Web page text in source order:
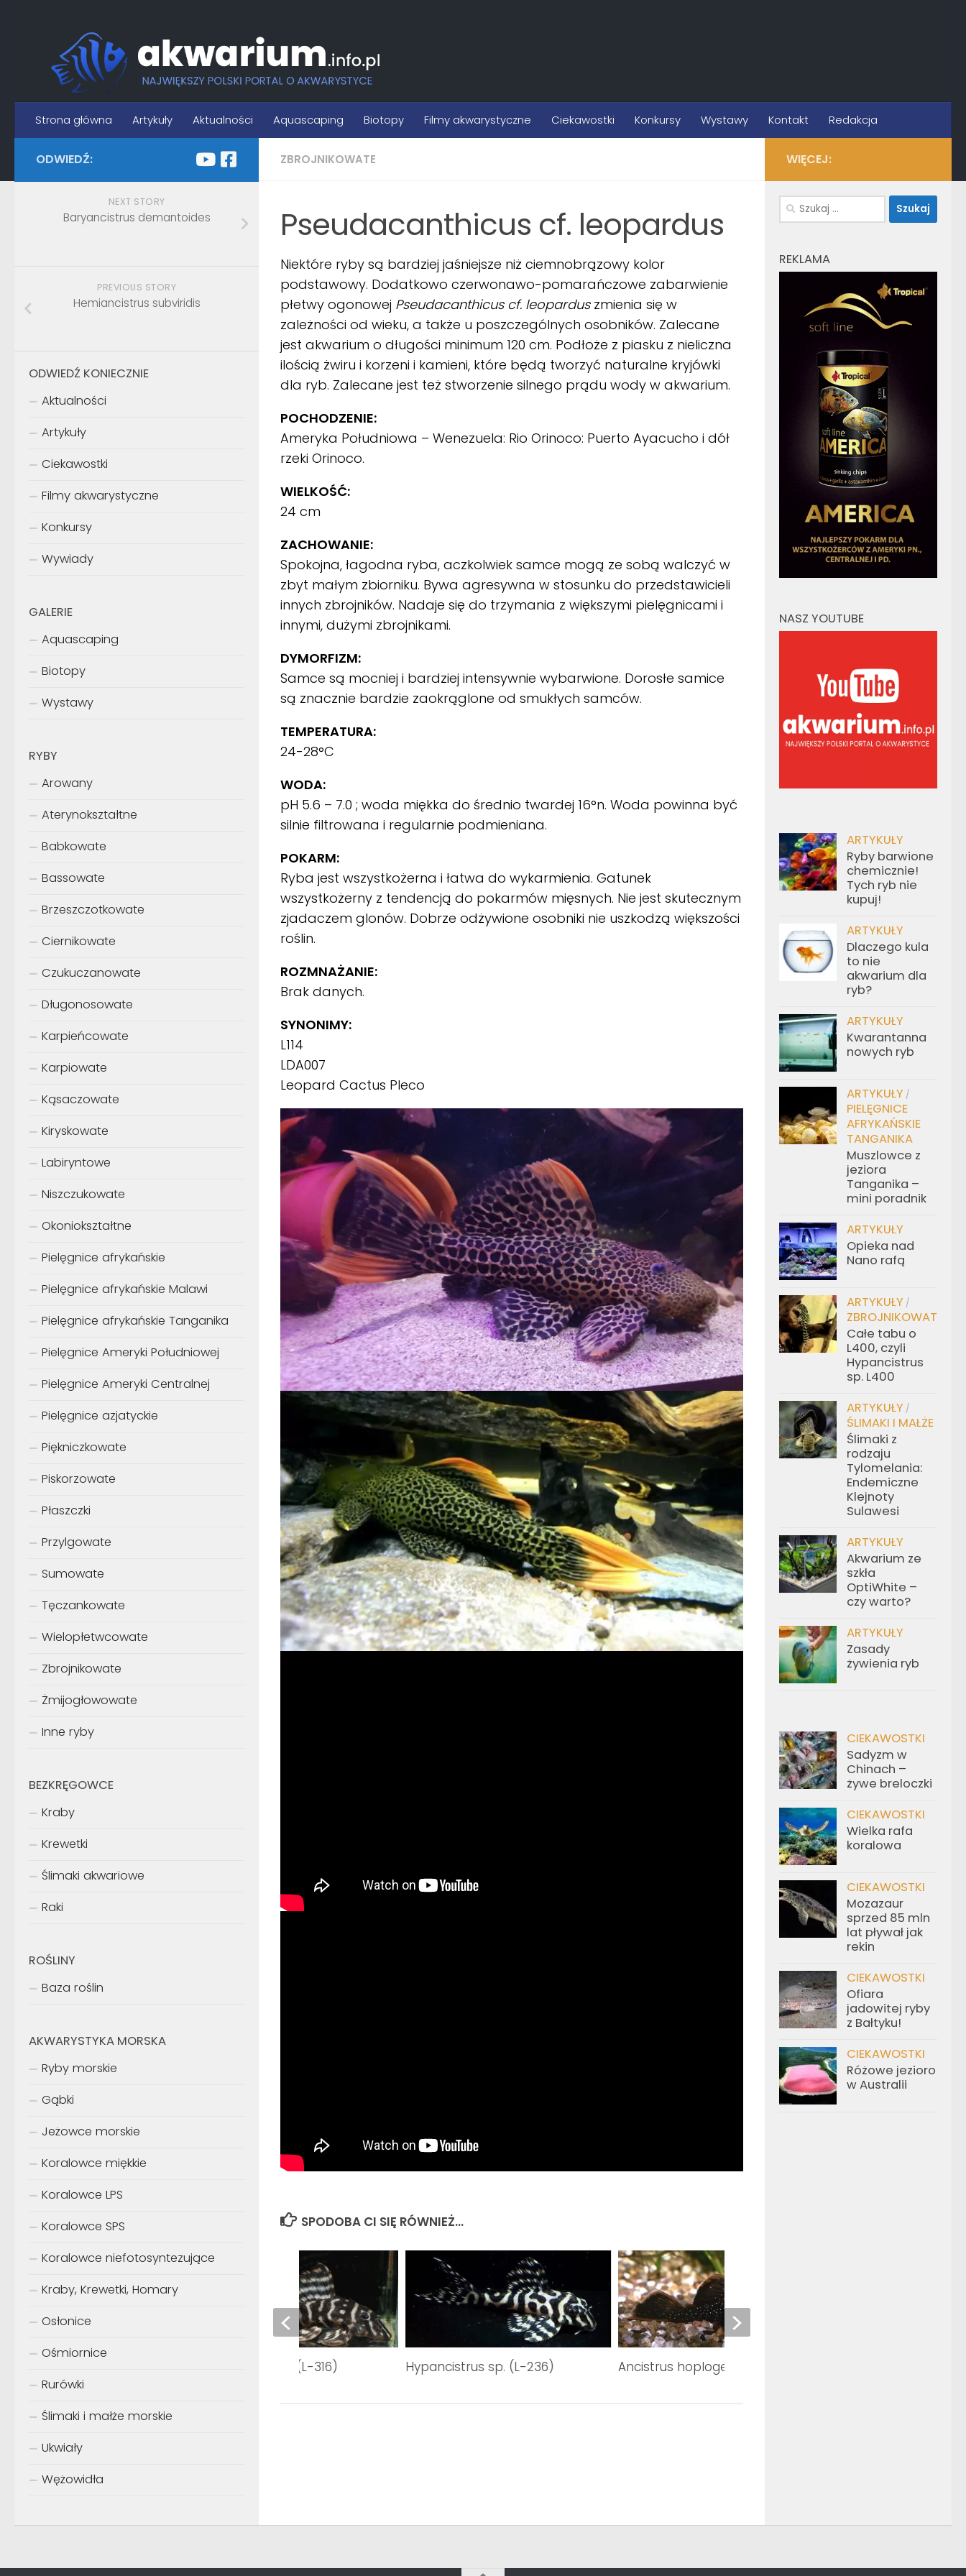
Strona główna Artykuły Aktualności Aquascaping Biotopy Filmy akwarystyczne Ciekawostki Konkursy Wystawy Kontakt Redakcja
ZBROJNIKOWATE
Pseudacanthicus cf. leopardus
Niektóre ryby są bardziej jaśniejsze niż ciemnobrązowy kolor
podstawowy. Dodatkowo czerwonawo-pomarańczowe zabarwienie
płetwy ogonowej Pseudacanthicus cf. leopardus zmienia się w
zależności od wieku, a także u poszczególnych osobników. Zalecane
jest akwarium o długości minimum 120 cm. Podłoże z piasku z nieliczna
ilością żwiru i korzeni i kamieni, które będą tworzyć naturalne kryjówki
dla ryb. Zalecane jest też stworzenie silnego prądu wody w akwarium.
POCHODZENIE:
Ameryka Południowa – Wenezuela: Rio Orinoco: Puerto Ayacucho i dół
rzeki Orinoco.
WIELKOŚĆ:
24 cm
ZACHOWANIE:
Spokojna, łagodna ryba, aczkolwiek samce mogą ze sobą walczyć w
zbyt małym zbiorniku. Bywa agresywna w stosunku do przedstawicieli
innych zbrojników. Nadaje się do trzymania z większymi pielęgnicami i
innymi, dużymi zbrojnikami.
DYMORFIZM:
Samce są mocniej i bardziej intensywnie wybarwione. Dorosłe samice
są znacznie bardzie zaokrąglone od smukłych samców.
TEMPERATURA:
24-28°C
WODA:
pH 5.6 – 7.0 ; woda miękka do średnio twardej 16°n. Woda powinna być
silnie filtrowana i regularnie podmieniana.
POKARM:
Ryba jest wszystkożerna i łatwa do wykarmienia. Gatunek
wszystkożerny z tendencją do pokarmów mięsnych. Nie jest skutecznym
zjadaczem glonów. Dobrze odżywione osobniki nie uszkodzą większości
roślin.
ROZMNAŻANIE:
Brak danych.
SYNONIMY:
L114
LDA007
Leopard Cactus Pleco
SPODOBA CI SIĘ RÓWNIEŻ...
Hypancistrus sp. (L-236) Ancistrus hoplogenys
Hypancistrus sp. (L-316)
ODWIEDŹ:
NEXT STORY
Baryancistrus demantoides
PREVIOUS STORY
Hemiancistrus subviridis
ODWIEDŹ KONIECZNIE
Aktualności
Artykuły
Ciekawostki
Filmy akwarystyczne
Konkursy
Wywiady
GALERIE
Aquascaping
Biotopy
Wystawy
RYBY
Arowany
Aterynokształtne
Babkowate
Bassowate
Brzeszczotkowate
Ciernikowate
Czukuczanowate
Długonosowate
Karpieńcowate
Karpiowate
Kąsaczowate
Kiryskowate
Labiryntowe
Niszczukowate
Okoniokształtne
Pielęgnice afrykańskie
Pielęgnice afrykańskie Malawi
Pielęgnice afrykańskie Tanganika
Pielęgnice Ameryki Południowej
Pielęgnice Ameryki Centralnej
Pielęgnice azjatyckie
Piękniczkowate
Piskorzowate
Płaszczki
Przylgowate
Sumowate
Tęczankowate
Wielopłetwcowate
Zbrojnikowate
Żmijogłowowate
Inne ryby
BEZKRĘGOWCE
Kraby
Krewetki
Ślimaki akwariowe
Raki
ROŚLINY
Baza roślin
AKWARYSTYKA MORSKA
Ryby morskie
Gąbki
Jeżowce morskie
Koralowce miękkie
Koralowce LPS
Koralowce SPS
Koralowce niefotosyntezujące
Kraby, Krewetki, Homary
Osłonice
Ośmiornice
Rurówki
Ślimaki i małże morskie
Ukwiały
Wężowidła
WIĘCEJ:
Szukaj:
REKLAMA
NASZ YOUTUBE
ARTYKUŁY
Ryby barwione
chemicznie!
Tych ryb nie
kupuj!
ARTYKUŁY
Dlaczego kula
to nie
akwarium dla
ryb?
ARTYKUŁY
Kwarantanna
nowych ryb
ARTYKUŁY /
PIELĘGNICE
AFRYKAŃSKIE
TANGANIKA
Muszlowce z
jeziora
Tanganika –
mini poradnik
ARTYKUŁY
Opieka nad
Nano rafą
ARTYKUŁY /
ZBROJNIKOWATE
Całe tabu o
L400, czyli
Hypancistrus
sp. L400
ARTYKUŁY /
ŚLIMAKI I MAŁŻE
Ślimaki z
rodzaju
Tylomelania:
Endemiczne
Klejnoty
Sulawesi
ARTYKUŁY
Akwarium ze
szkła
OptiWhite –
czy warto?
ARTYKUŁY
Zasady
żywienia ryb
CIEKAWOSTKI
Sadyzm w
Chinach –
żywe breloczki
CIEKAWOSTKI
Wielka rafa
koralowa
CIEKAWOSTKI
Mozazaur
sprzed 85 mln
lat pływał jak
rekin
CIEKAWOSTKI
Ofiara
jadowitej ryby
z Bałtyku!
CIEKAWOSTKI
Różowe jezioro
w Australii